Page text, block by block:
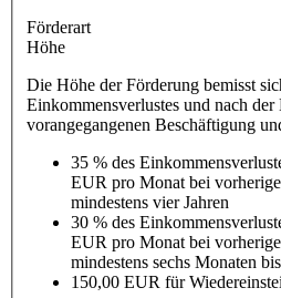
Förderart
Höhe
Die Höhe der Förderung bemisst
Einkommensverlustes und nach der
vorangegangenen Beschäftigung
35 % des
EUR pro Monat bei
mindestens vier Jahren
30 % des
EUR pro Monat bei
mindestens sechs Monaten
150,00 EUR für